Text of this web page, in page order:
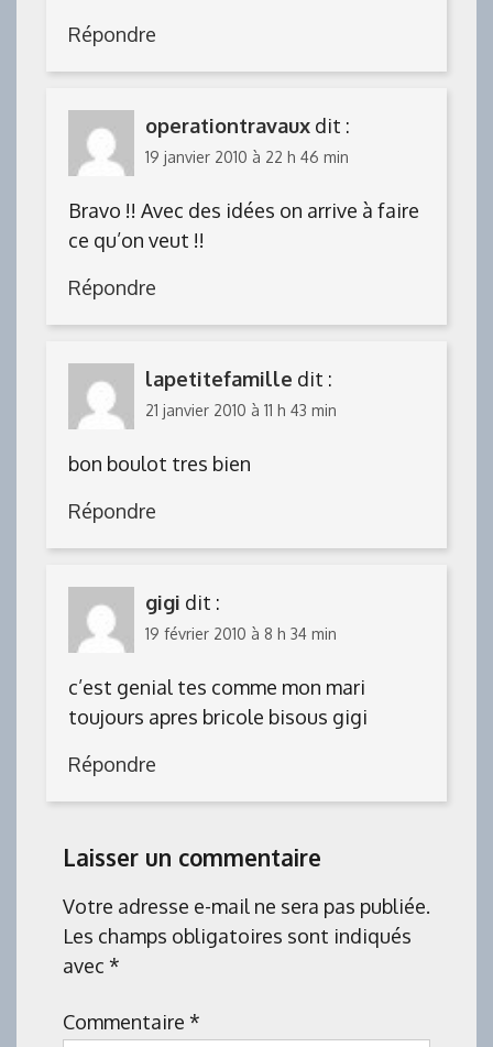
Répondre
operationtravaux dit :
19 janvier 2010 à 22 h 46 min
Bravo !! Avec des idées on arrive à faire
ce qu’on veut !!
Répondre
lapetitefamille dit :
21 janvier 2010 à 11 h 43 min
bon boulot tres bien
Répondre
gigi dit :
19 février 2010 à 8 h 34 min
c’est genial tes comme mon mari
toujours apres bricole bisous gigi
Répondre
Laisser un commentaire
Votre adresse e-mail ne sera pas publiée.
Les champs obligatoires sont indiqués
avec *
Commentaire *